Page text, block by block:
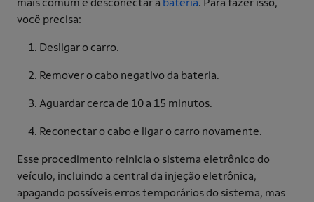
você precisa:
Desligar o carro.
Remover o cabo negativo da bateria.
Aguardar cerca de 10 a 15 minutos.
Reconectar o cabo e ligar o carro novamente.
Esse procedimento reinicia o sistema eletrônico do
veículo, incluindo a central da injeção eletrônica,
apagando possíveis erros temporários do sistema, mas